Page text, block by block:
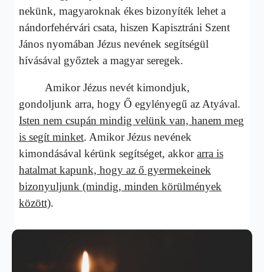
nekünk, magyaroknak ékes bizonyíték lehet a
nándorfehérvári csata, hiszen Kapisztráni Szent
János nyomában Jézus nevének segítségül
hívásával győztek a magyar seregek.
Amikor Jézus nevét kimondjuk,
gondoljunk arra, hogy Ő egylényegű az Atyával.
Isten nem csupán mindig velünk van, hanem meg
is segít minket. Amikor Jézus nevének
kimondásával kérünk segítséget, akkorarra is
hatalmat kapunk, hogy az ő gyermekeinek
bizonyuljunk (mindig, minden körülmények
között).